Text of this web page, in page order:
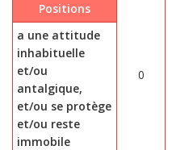
Positions
0
a une attitude
inhabituelle
et/ou
antalgique,
et/ou se protège
et/ou reste
immobile